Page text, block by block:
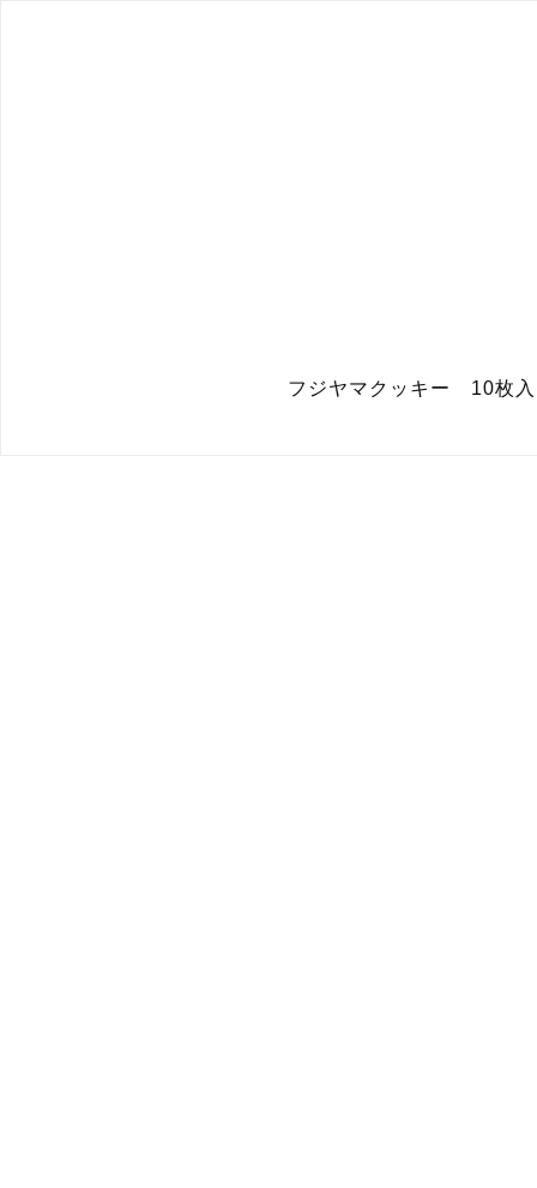
フジヤマクッキー 10枚